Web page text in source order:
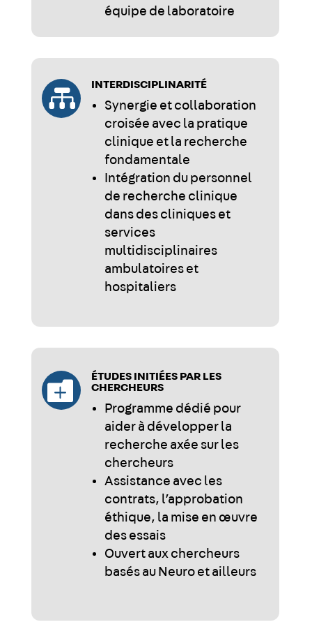
équipe de laboratoire
 INTERDISCIPLINARITÉ
Synergie et collaboration
croisée avec la pratique
clinique et la recherche
fondamentale
Intégration du personnel
de recherche clinique
dans des cliniques et
services
multidisciplinaires
ambulatoires et
hospitaliers

ÉTUDES INITIÉES PAR LES
CHERCHEURS
Programme dédié pour
aider à développer la
recherche axée sur les
chercheurs
Assistance avec les
contrats, l’approbation
éthique, la mise en œuvre
des essais
Ouvert aux chercheurs
basés au Neuro et ailleurs